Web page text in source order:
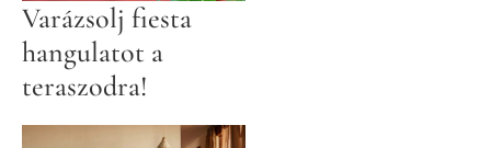
Varázsolj fiesta
hangulatot a
teraszodra!